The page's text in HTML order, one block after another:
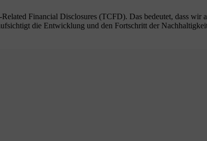
Financial Disclosures (TCFD). Das bedeutet, dass wir
die Entwicklung und den Fortschritt der